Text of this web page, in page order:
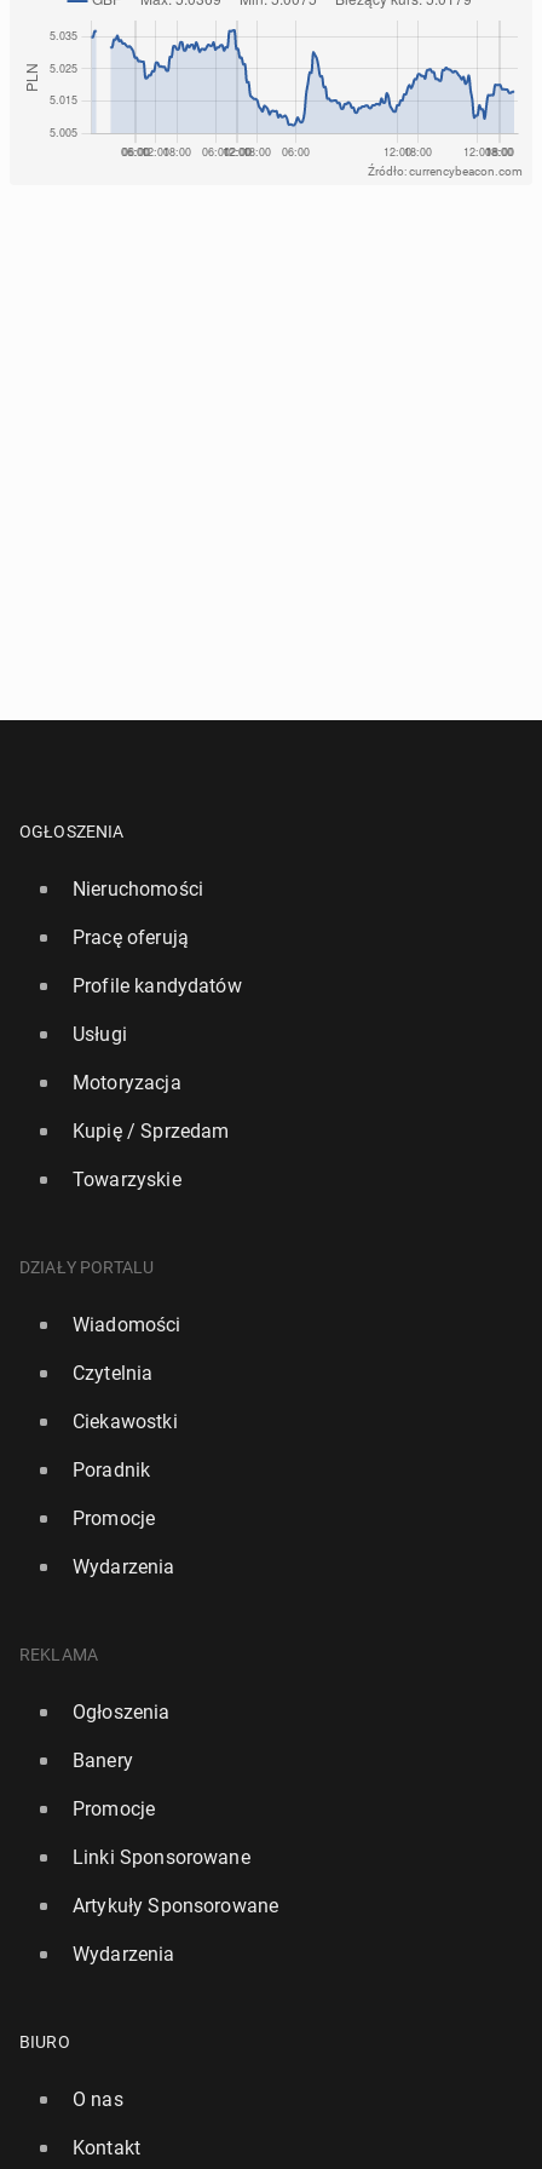
Źródło: currencybeacon.com
OGŁOSZENIA
Nieruchomości
Pracę oferują
Profile kandydatów
Usługi
Motoryzacja
Kupię / Sprzedam
Towarzyskie
DZIAŁY PORTALU
Wiadomości
Czytelnia
Ciekawostki
Poradnik
Promocje
Wydarzenia
REKLAMA
Ogłoszenia
Banery
Promocje
Linki Sponsorowane
Artykuły Sponsorowane
Wydarzenia
BIURO
O nas
Kontakt